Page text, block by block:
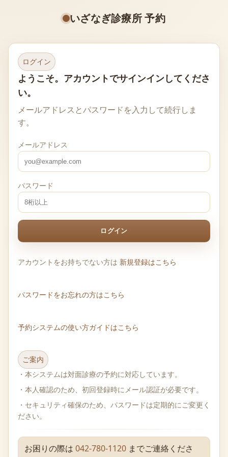
いざなぎ診療所 予約
ログイン
ようこそ。アカウントでサインインしてくださ
い。
メールアドレスとパスワードを入力して続行しま
す。
メールアドレス
パスワード
ログイン
アカウントをお持ちでない方は 新規登録はこちら
パスワードをお忘れの方はこちら
予約システムの使い方ガイドはこちら
ご案内
・本システムは対面診療の予約に対応しています。
・本人確認のため、初回登録時にメール認証が必要です。
・セキュリティ確保のため、パスワードは定期的にご変更く
ださい。
お困りの際は 042-780-1120 までご連絡くださ